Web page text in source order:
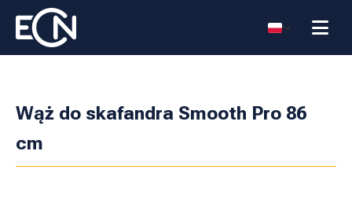
Wąż do skafandra Smooth Pro 86
cm